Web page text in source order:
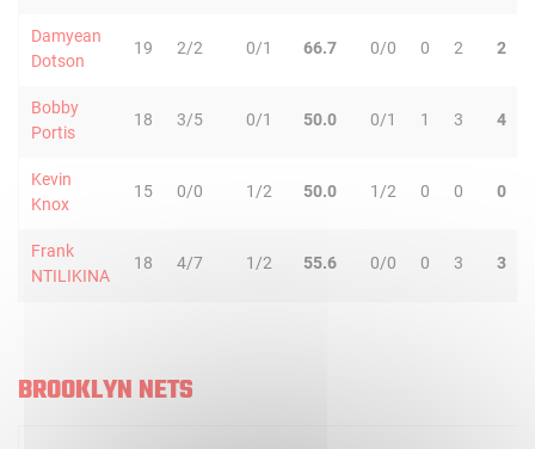
Damyean
Dotson
19 2/2 0/1 66.7 0/0 0 2 2
Bobby
Portis
18 3/5 0/1 50.0 0/1 1 3 4
Kevin
Knox
15 0/0 1/2 50.0 1/2 0 0 0
Frank
NTILIKINA
18 4/7 1/2 55.6 0/0 0 3 3
BROOKLYN NETS